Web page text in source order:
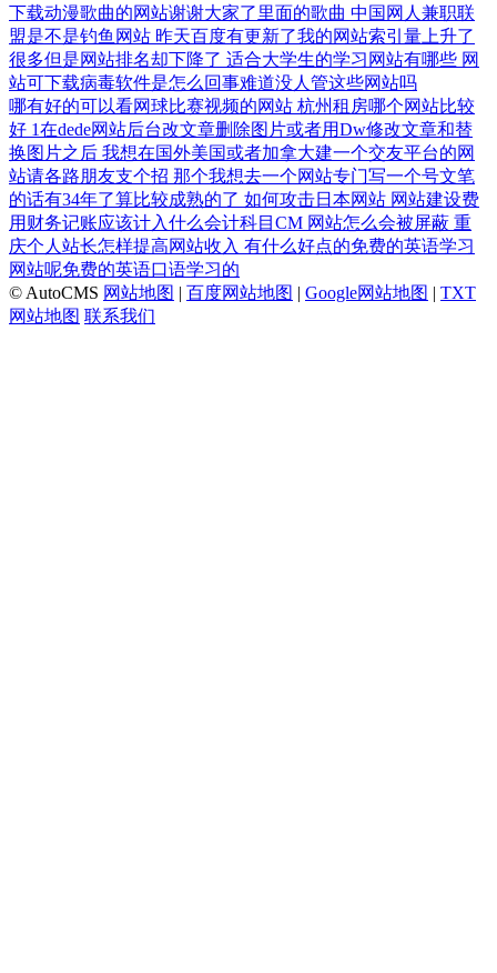
下载动漫歌曲的网站谢谢大家了里面的歌曲 中国网人兼职联
盟是不是钓鱼网站 昨天百度有更新了我的网站索引量上升了
很多但是网站排名却下降了 适合大学生的学习网站有哪些 网
站可下载病毒软件是怎么回事难道没人管这些网站吗
哪有好的可以看网球比赛视频的网站 杭州租房哪个网站比较
好 1在dede网站后台改文章删除图片或者用Dw修改文章和替
换图片之后 我想在国外美国或者加拿大建一个交友平台的网
站请各路朋友支个招 那个我想去一个网站专门写一个号文笔
的话有34年了算比较成熟的了 如何攻击日本网站 网站建设费
用财务记账应该计入什么会计科目CM 网站怎么会被屏蔽 重
庆个人站长怎样提高网站收入 有什么好点的免费的英语学习
网站呢免费的英语口语学习的
© AutoCMS 网站地图 | 百度网站地图 | Google网站地图 | TXT
网站地图 联系我们